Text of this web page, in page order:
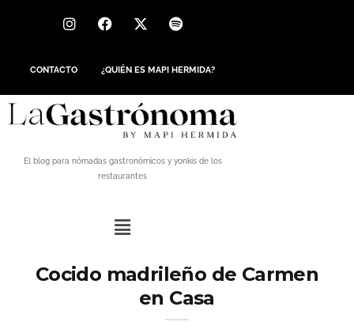
CONTACTO ¿QUIÉN ES MAPI HERMIDA?
El blog para nómadas gastronómicos y yonkis de los
restaurantes
Cocido madrileño de Carmen
en Casa